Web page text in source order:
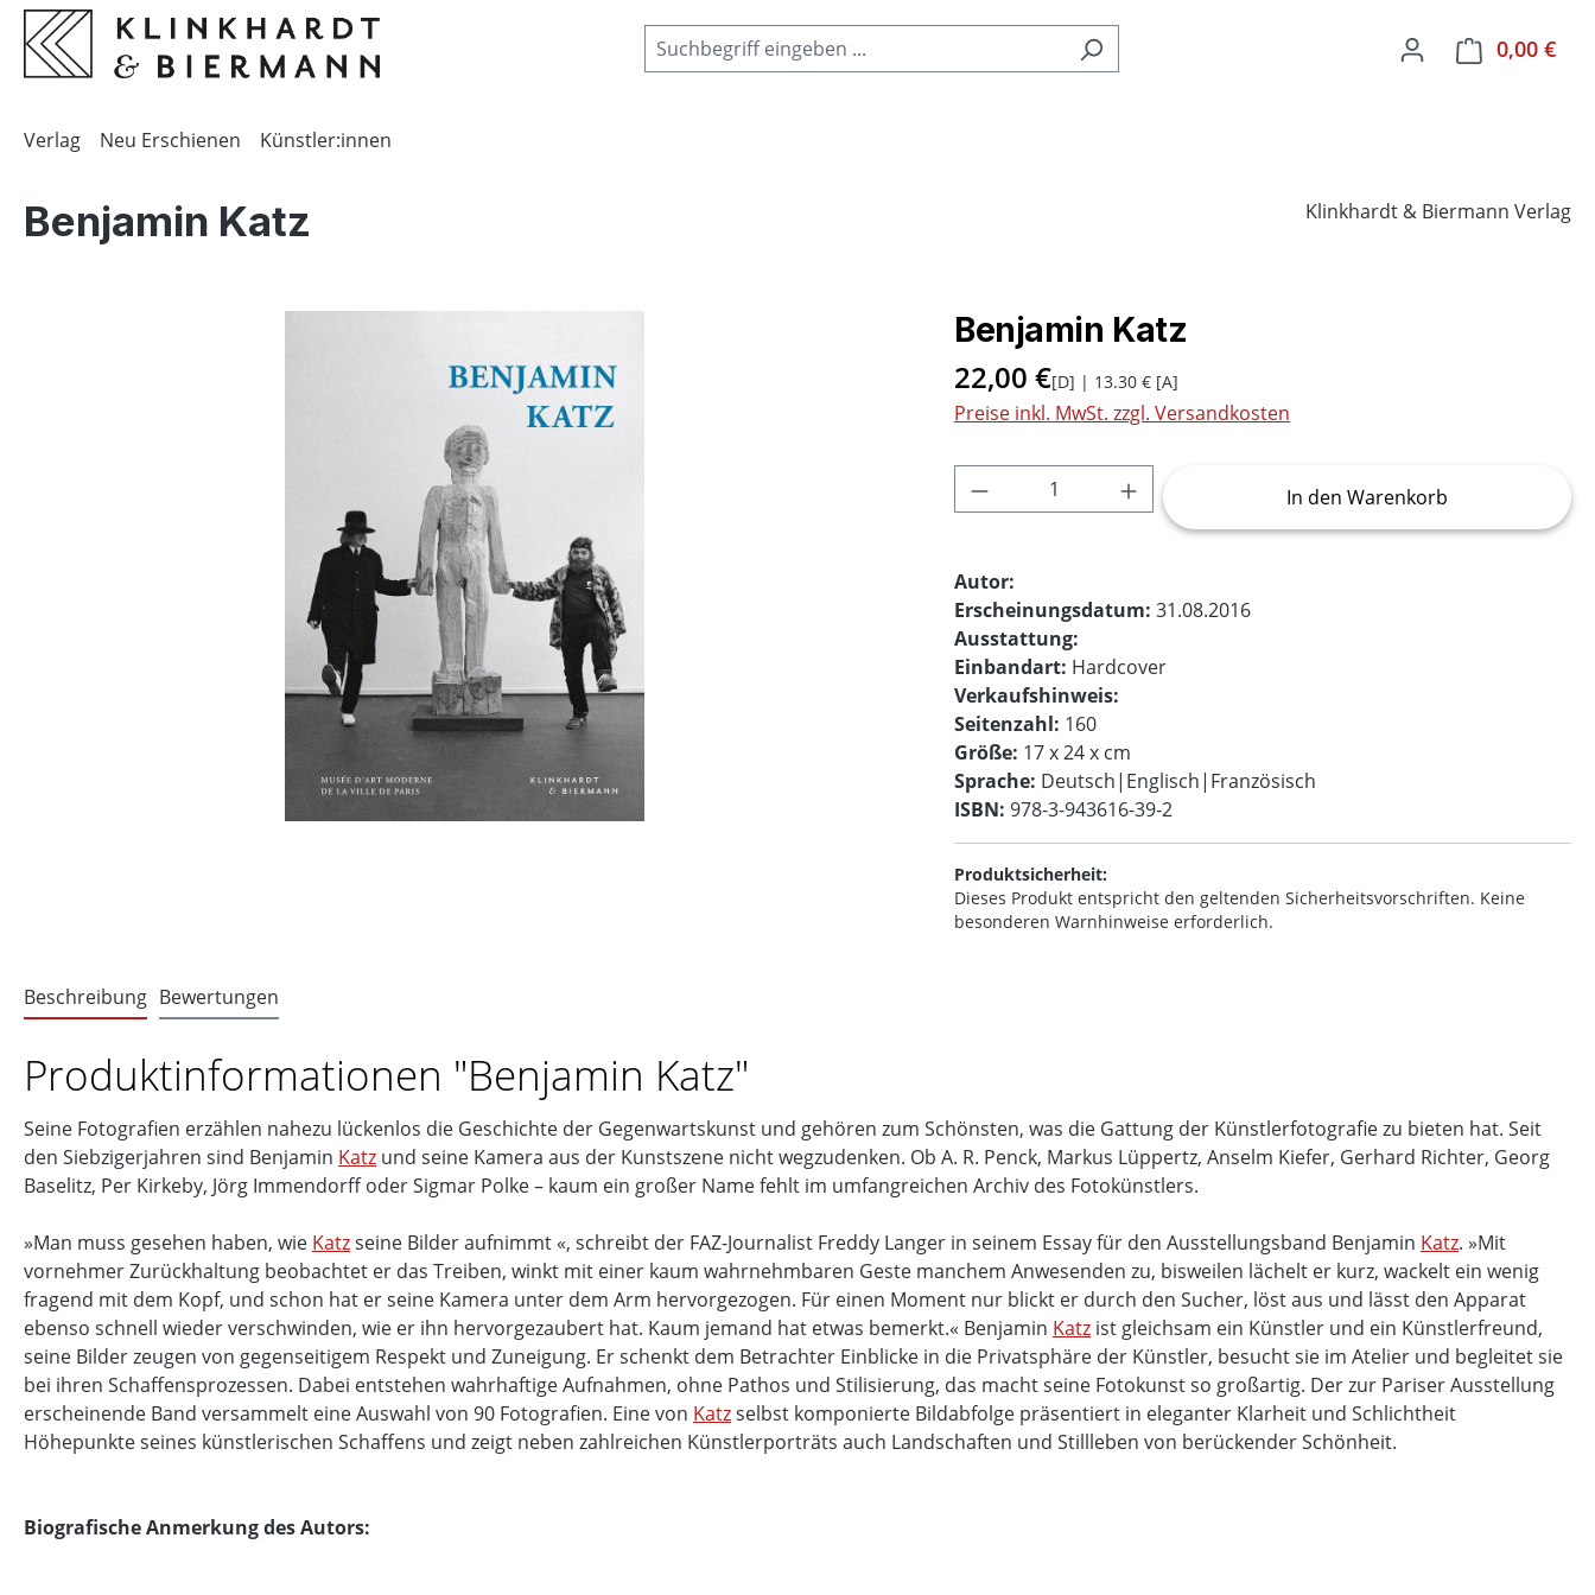
Zur Hauptnavigation springen
0,00 €
Verlag Neu Erschienen Künstler:innen
Benjamin Katz Klinkhardt & Biermann Verlag
Benjamin Katz
22,00 €[D] | 13.30 € [A]
Preise inkl. MwSt. zzgl. Versandkosten
Produkt Anzahl: Gib den gewünschten Wert
In den Warenkorb
Autor:
Erscheinungsdatum: 31.08.2016
Ausstattung:
Einbandart: Hardcover
Verkaufshinweis:
Seitenzahl: 160
Größe: 17 x 24 x cm
Sprache: Deutsch|Englisch|Französisch
ISBN: 978-3-943616-39-2
Produktsicherheit:
Dieses Produkt entspricht den geltenden Sicherheitsvorschriften. Keine
besonderen Warnhinweise erforderlich.
Beschreibung Bewertungen
Produktinformationen "Benjamin Katz"
Seine Fotografien erzählen nahezu lückenlos die Geschichte der Gegenwartskunst und gehören zum Schönsten, was die Gattung der Künstlerfotografie zu bieten hat. Seit
den Siebzigerjahren sind Benjamin Katz und seine Kamera aus der Kunstszene nicht wegzudenken. Ob A. R. Penck, Markus Lüppertz, Anselm Kiefer, Gerhard Richter, Georg
Baselitz, Per Kirkeby, Jörg Immendorff oder Sigmar Polke – kaum ein großer Name fehlt im umfangreichen Archiv des Fotokünstlers.
»Man muss gesehen haben, wie Katzseine Bilder aufnimmt «, schreibt der FAZ-Journalist Freddy Langer in seinem Essay für den Ausstellungsband Benjamin Katz. »Mit
vornehmer Zurückhaltung beobachtet er das Treiben, winkt mit einer kaum wahrnehmbaren Geste manchem Anwesenden zu, bisweilen lächelt er kurz, wackelt ein wenig
fragend mit dem Kopf, und schon hat er seine Kamera unter dem Arm hervorgezogen. Für einen Moment nur blickt er durch den Sucher, löst aus und lässt den Apparat
ebenso schnell wieder verschwinden, wie er ihn hervorgezaubert hat. Kaum jemand hat etwas bemerkt.« Benjamin Katz ist gleichsam ein Künstler und ein Künstlerfreund,
seine Bilder zeugen von gegenseitigem Respekt und Zuneigung. Er schenkt dem Betrachter Einblicke in die Privatsphäre der Künstler, besucht sie im Atelier und begleitet sie
bei ihren Schaffensprozessen. Dabei entstehen wahrhaftige Aufnahmen, ohne Pathos und Stilisierung, das macht seine Fotokunst so großartig. Der zur Pariser Ausstellung
erscheinende Band versammelt eine Auswahl von 90 Fotografien. Eine von Katzselbst komponierte Bildabfolge präsentiert in eleganter Klarheit und Schlichtheit
Höhepunkte seines künstlerischen Schaffens und zeigt neben zahlreichen Künstlerporträts auch Landschaften und Stillleben von berückender Schönheit.
Biografische Anmerkung des Autors: